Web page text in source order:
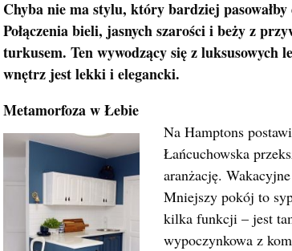
Chyba nie ma stylu, który bardziej
Połączenia bieli, jasnych szarości i beży z
turkusem. Ten wywodzący się z
wnętrz jest lekki i elegancki.
Metamorfoza w Łebie
Na Hamptons
Łańcuchowska
aranżację.
Mniejszy pokój to
kilka funkcji – jest
wypoczynkowa z